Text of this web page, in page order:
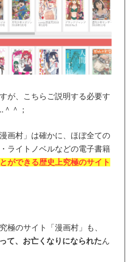
が、こちらご説明する必要す
＾；
画村」は確かに、ほぼ全ての
ライトノベルなどの電子書籍
ができる歴史上究極のサイト
のサイト「漫画村」も、
て、お亡くなりになられたん